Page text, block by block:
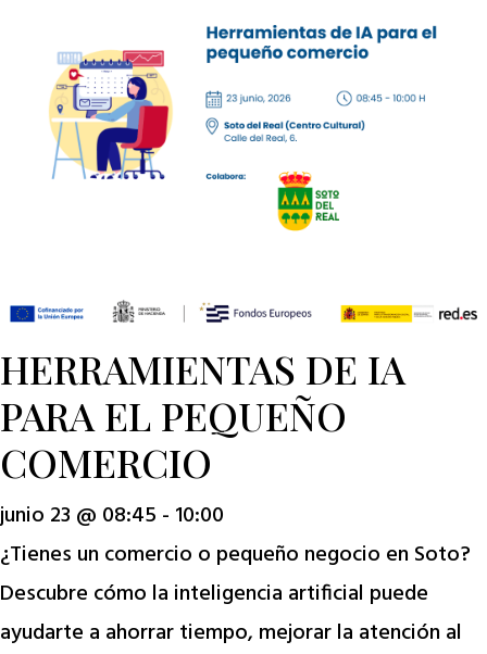
HERRAMIENTAS DE IA
PARA EL PEQUEÑO
COMERCIO
junio 23 @ 08:45 - 10:00
¿Tienes un comercio o pequeño negocio en Soto?
Descubre cómo la inteligencia artificial puede
ayudarte a ahorrar tiempo, mejorar la atención al